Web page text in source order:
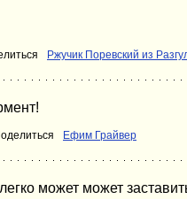
Ржучик Поревский из
Ефим Грайвер
может может